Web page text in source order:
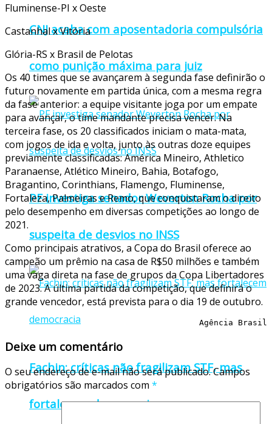
CNJ acaba com aposentadoria compulsória
como punição máxima para juiz
PF investiga senador Weverton Rocha por
suspeita de desvios no INSS
Fachin: críticas não fragilizam STF, mas
fortalecem democracia
Fluminense-PI x Oeste
Castanhal x Vitória
Glória-RS x Brasil de Pelotas
Os 40 times que se avançarem à segunda fase definirão o
futuro novamente em partida única, com a mesma regra
da fase anterior: a equipe visitante joga por um empate
para avançar, o time mandante precisa vencer. Na
terceira fase, os 20 classificados iniciam o mata-mata,
com jogos de ida e volta, junto às outras doze equipes
previamente classificadas: América Mineiro, Athletico
Paranaense, Atlético Mineiro, Bahia, Botafogo,
Bragantino, Corinthians, Flamengo, Fluminense,
Fortaleza, Palmeiras e Remo, que conquistaram o direito
pelo desempenho em diversas competições ao longo de
2021.
Como principais atrativos, a Copa do Brasil oferece ao
campeão um prêmio na casa de R$50 milhões e também
uma vaga direta na fase de grupos da Copa Libertadores
de 2023. A última partida da competição, que definirá o
grande vencedor, está prevista para o dia 19 de outubro.
Agência Brasil
Deixe um comentário
O seu endereço de e-mail não será publicado.Campos
obrigatórios são marcados com *